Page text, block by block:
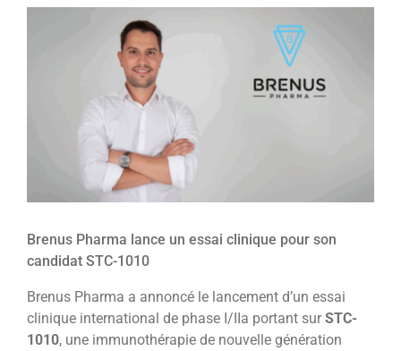
Brenus Pharma lance un essai clinique pour son
candidat STC-1010
Brenus Pharma a annoncé le lancement d’un essai
clinique international de phase I/IIa portant surSTC-
1010, une immunothérapie de nouvelle génération